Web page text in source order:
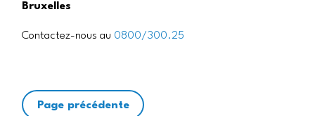
Bruxelles
Contactez-nous au 0800/300.25
Page précédente